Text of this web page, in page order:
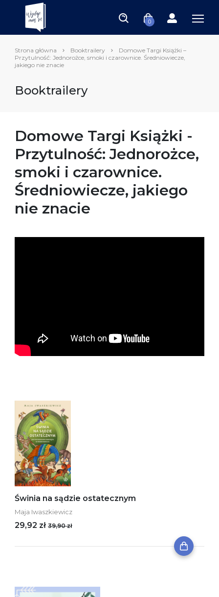
0
Strona główna Booktrailery
Domowe Targi Książki –
Przytulność: Jednorożce, smoki i czarownice. Średniowiecze,
jakiego nie znacie
Booktrailery
Domowe Targi Książki -
Przytulność: Jednorożce,
smoki i czarownice.
Średniowiecze, jakiego
nie znacie
Świnia na sądzie ostatecznym
Maja Iwaszkiewicz
29,92 zł 39,90 zł